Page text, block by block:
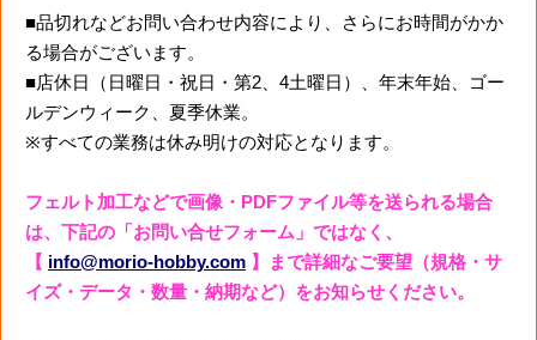
■品切れなどお問い合わせ内容により、さらにお時間がかか
る場合がございます。
■店休日（日曜日・祝日・第2、4土曜日）、年末年始、ゴー
ルデンウィーク、夏季休業。
※すべての業務は休み明けの対応となります。
フェルト加工などで画像・PDFファイル等を送られる場合
は、下記の「お問い合せフォーム」ではなく、
【 info@morio-hobby.com 】まで詳細なご要望（規格・サ
イズ・データ・数量・納期など）をお知らせください。